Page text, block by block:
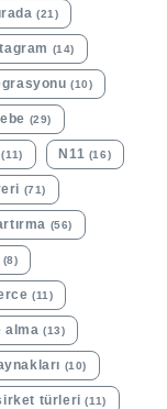
(21)
(14)
(10)
(29)
(11) N11 (16)
(71)
(56)
(8)
(11)
alma (13)
(10)
türleri (11)